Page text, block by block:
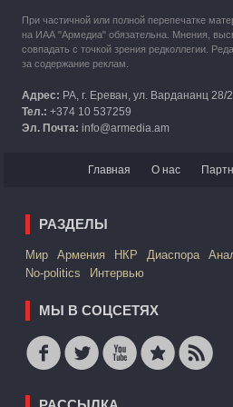
При частичной или полной перепечатке
на ИАА "Армедиа" обязательна. Мнения,
совпадать с точкой зрения редколлегии.
за содержание реклам.
Адрес: РА, г. Ереван, ул. Вардананц 28/
Тел.: +374 10 537259
Эл. Почта: info@armedia.am
Главная О нас
РАЗДЕЛЫ
Mир Армения НКР Диаспора
No-politics
Интервью
МЫ В СОЦСЕТЯХ